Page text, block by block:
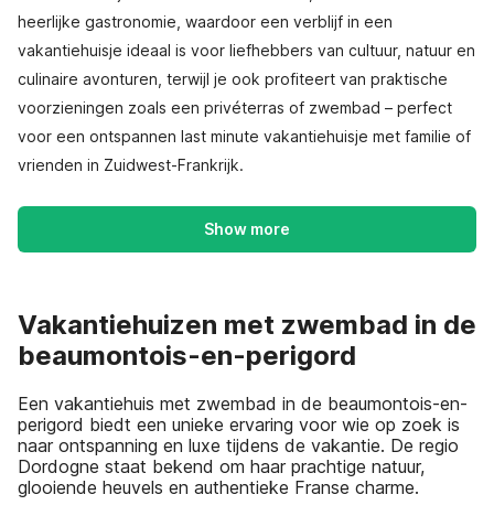
heerlijke gastronomie, waardoor een verblijf in een
vakantiehuisje ideaal is voor liefhebbers van cultuur, natuur en
culinaire avonturen, terwijl je ook profiteert van praktische
voorzieningen zoals een privéterras of zwembad – perfect
voor een ontspannen last minute vakantiehuisje met familie of
vrienden in Zuidwest-Frankrijk.
Show more
Vakantiehuizen met zwembad in de
beaumontois-en-perigord
Een vakantiehuis met zwembad in de beaumontois-en-
perigord biedt een unieke ervaring voor wie op zoek is
naar ontspanning en luxe tijdens de vakantie. De regio
Dordogne staat bekend om haar prachtige natuur,
glooiende heuvels en authentieke Franse charme.